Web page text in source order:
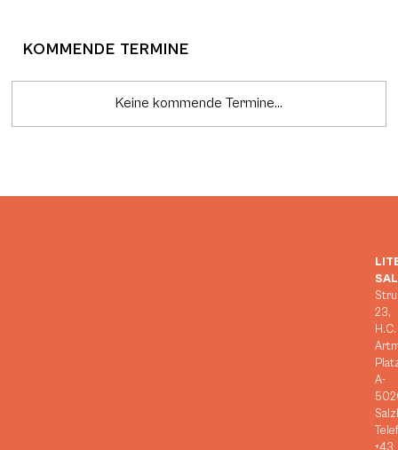
KOMMENDE TERMINE
Keine kommende Termine...
23,
H.C.
A-